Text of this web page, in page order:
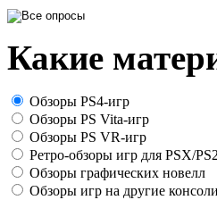
Какие
Обзоры PS4-игр
Обзоры PS Vita-игр
Обзоры PS VR-игр
Ретро-обзоры игр для PSX/PS2
Обзоры графических новелл
Обзоры игр на другие консоли